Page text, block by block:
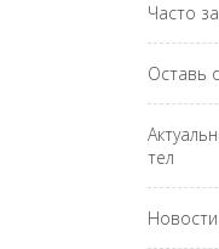
Часто
Оставь
тел
Новости